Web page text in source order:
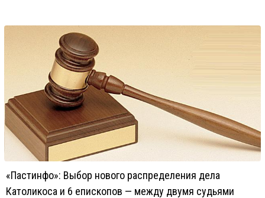
«Пастинфо»: Выбор нового распределения дела
Католикоса и 6 епископов — между двумя судьями